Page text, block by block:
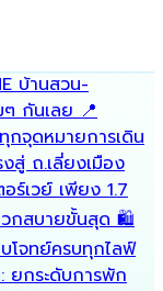
บ้านสวน-
กันเลย 📍
กจุดหมายการเดิน
สู่ ถ.เลี่ยงเมือง
ร์เวย์ เพียง 1.7
วกสบายขั้นสุด 🛍️
โจทย์ครบทุกไลฟ์
ยกระดับการพัก